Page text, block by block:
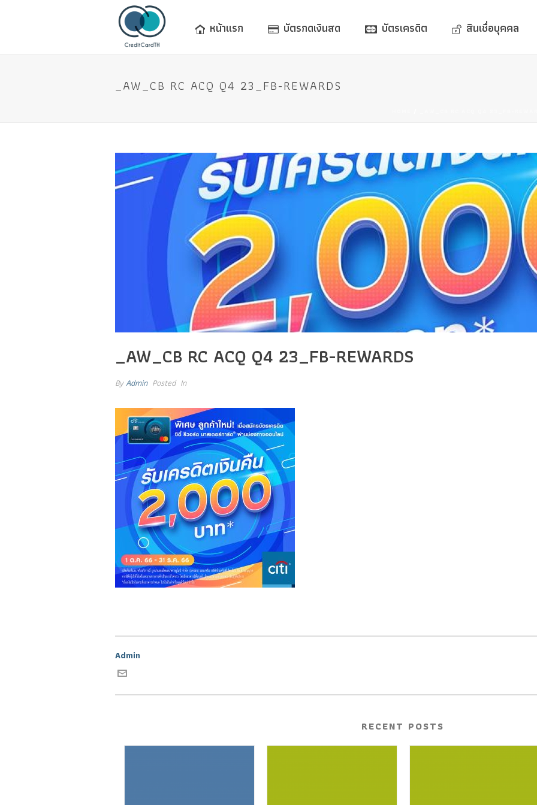
หน้าแรก บัตรกดเงินสด บัตรเครดิต สินเชื่อบุคคล
_AW_CB RC ACQ Q4 23_FB-REWARDS
_AW_CB RC ACQ Q4 23_FB-REWARDS
ByAdmin Posted In
Admin
RECENT POSTS